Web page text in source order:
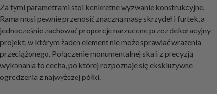
Za tymi parametrami stoi konkretne wyzwanie konstrukcyjne.
Rama musi pewnie przenosić znaczną masę skrzydeł i furtek, a
jednocześnie zachować proporcje narzucone przez dekoracyjny
projekt, w którym żaden element nie może sprawiać wrażenia
przeciążonego. Połączenie monumentalnej skali z precyzją
wykonania to cecha, po której rozpoznaje się ekskluzywne
ogrodzenia z najwyższej półki.